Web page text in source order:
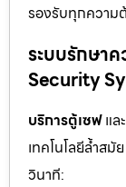
รองรับทุกความ
ระบบรักษา
Security
บริการตู้เซฟและ
เทคโนโลยีล้ำสมั
วินาที: